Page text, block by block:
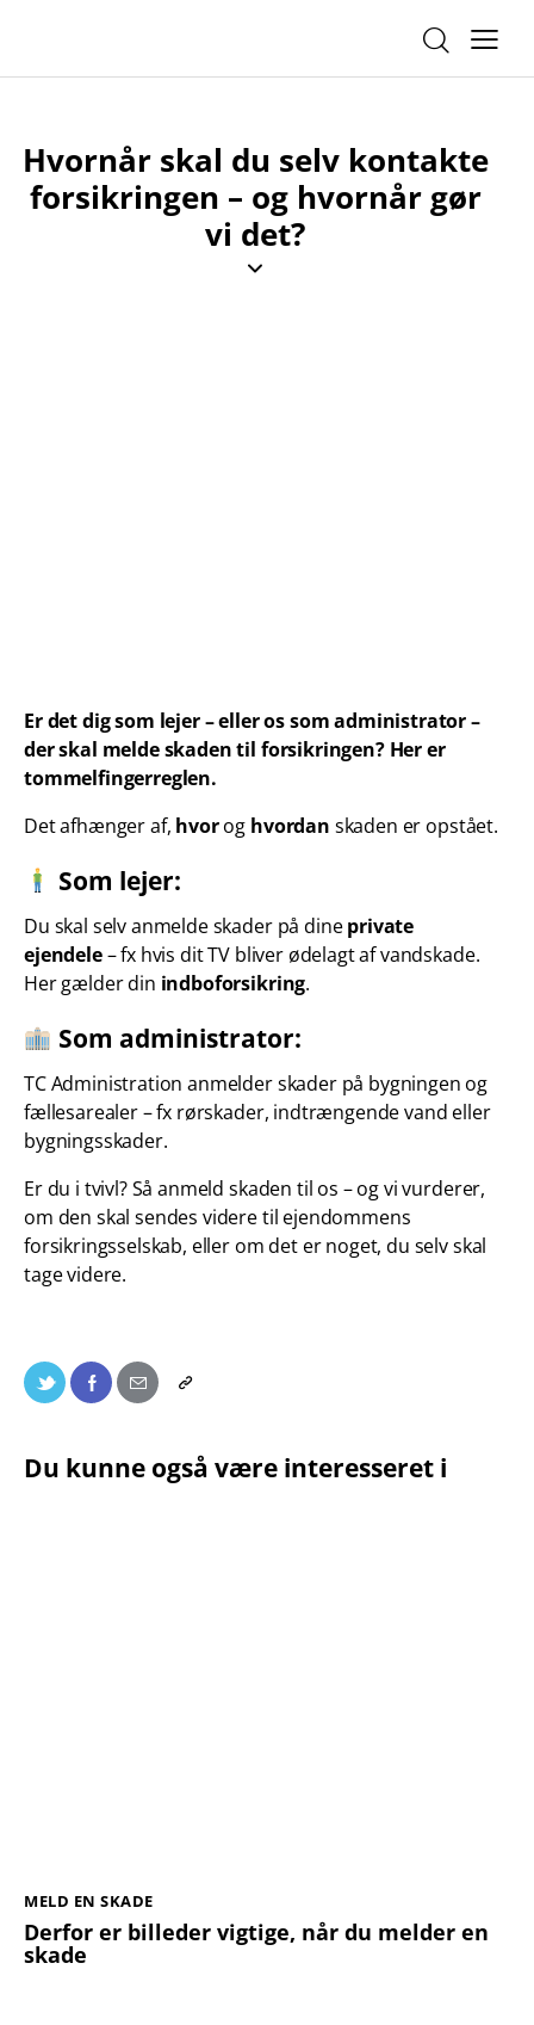
Hvornår skal du selv kontakte
forsikringen – og hvornår gør
vi det?
Er det dig som lejer – eller os som administrator –
der skal melde skaden til forsikringen? Her er
tommelfingerreglen.
Det afhænger af, hvorog hvordan skaden er opstået.
Som lejer:
Du skal selv anmelde skader på dineprivate
ejendele– fx hvis dit TV bliver ødelagt af vandskade.
Her gælder din indboforsikring.
Som administrator:
TC Administration anmelder skader på bygningen og
fællesarealer – fx rørskader, indtrængende vand eller
bygningsskader.
Er du i tvivl? Så anmeld skaden til os – og vi vurderer,
om den skal sendes videre til ejendommens
forsikringsselskab, eller om det er noget, du selv skal
tage videre.
Du kunne også være interesseret i
MELD EN SKADE
Derfor er billeder vigtige, når du melder en
skade